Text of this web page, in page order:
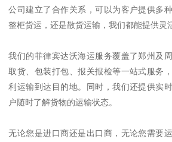
公司建立了合作关系，可以为客户提供多
整柜货运，还是散货运输，我们都能提供灵
我们的菲律宾达沃海运服务覆盖了郑州及
取货、包装打包、报关报检等一站式服务
利运输到达目的地。同时，我们还提供实
户随时了解货物的运输状态。
无论您是进口商还是出口商，无论您需要